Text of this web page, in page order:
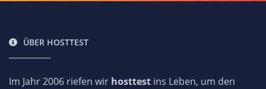
ÜBER HOSTTEST
Im Jahr 2006 riefen wir hosttest ins Leben, um den